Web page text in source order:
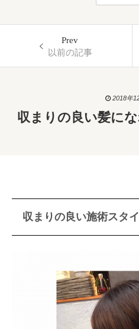
Prev
以前の記事
2018年
収まりの良い髪に
収まりの良い施術スタ